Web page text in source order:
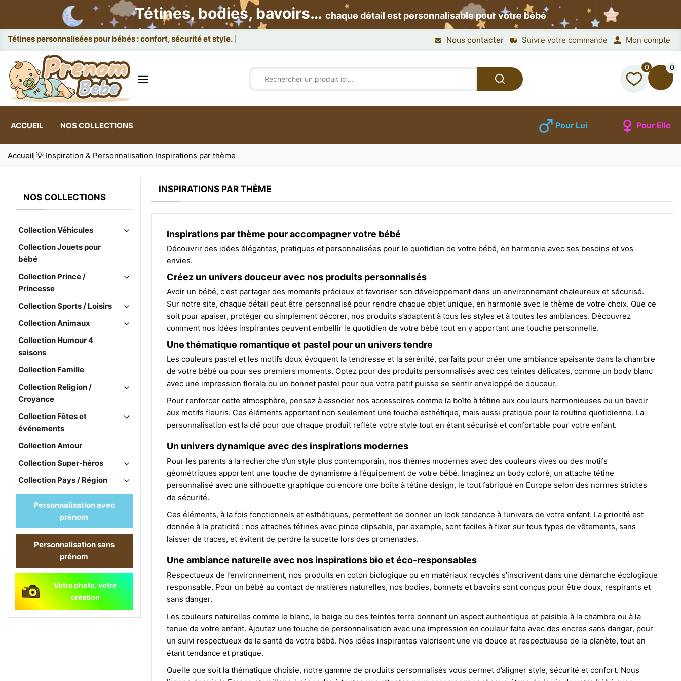
Tétines, bodies, bavoirs… chaque détail est personnalisable pour votre bébé
Tétines personnalisées pour bébés : confort, sécurité et style. Nous contacter Suivre votre commande Mon compte
0 0
ACCUEIL NOS COLLECTIONS Pour Lui Pour Elle
Accueil 💡 Inspiration & Personnalisation Inspirations par thème
NOS COLLECTIONS
Collection Véhicules
Collection Jouets pour
bébé
Collection Prince /
Princesse
Collection Sports / Loisirs
Collection Animaux
Collection Humour 4
saisons
Collection Famille
Collection Religion /
Croyance
Collection Fêtes et
événements
Collection Amour
Collection Super-héros
Collection Pays / Région
Personnalisation avec
prénom
Personnalisation sans
prénom
Votre photo, votre
création
INSPIRATIONS PAR THÈME
Inspirations par thème pour accompagner votre bébé
Découvrir des idées élégantes, pratiques et personnalisées pour le quotidien de votre bébé, en harmonie avec ses besoins et vos
envies.
Créez un univers douceur avec nos produits personnalisés
Avoir un bébé, c'est partager des moments précieux et favoriser son développement dans un environnement chaleureux et sécurisé.
Sur notre site, chaque détail peut être personnalisé pour rendre chaque objet unique, en harmonie avec le thème de votre choix. Que ce
soit pour apaiser, protéger ou simplement décorer, nos produits s’adaptent à tous les styles et à toutes les ambiances. Découvrez
comment nos idées inspirantes peuvent embellir le quotidien de votre bébé tout en y apportant une touche personnelle.
Une thématique romantique et pastel pour un univers tendre
Les couleurs pastel et les motifs doux évoquent la tendresse et la sérénité, parfaits pour créer une ambiance apaisante dans la chambre
de votre bébé ou pour ses premiers moments. Optez pour des produits personnalisés avec ces teintes délicates, comme un body blanc
avec une impression florale ou un bonnet pastel pour que votre petit puisse se sentir enveloppé de douceur.
Pour renforcer cette atmosphère, pensez à associer nos accessoires comme la boîte à tétine aux couleurs harmonieuses ou un bavoir
aux motifs fleuris. Ces éléments apportent non seulement une touche esthétique, mais aussi pratique pour la routine quotidienne. La
personnalisation est la clé pour que chaque produit reflète votre style tout en étant sécurisé et confortable pour votre enfant.
Un univers dynamique avec des inspirations modernes
Pour les parents à la recherche d’un style plus contemporain, nos thèmes modernes avec des couleurs vives ou des motifs
géométriques apportent une touche de dynamisme à l’équipement de votre bébé. Imaginez un body coloré, un attache tétine
personnalisé avec une silhouette graphique ou encore une boîte à tétine design, le tout fabriqué en Europe selon des normes strictes
de sécurité.
Ces éléments, à la fois fonctionnels et esthétiques, permettent de donner un look tendance à l’univers de votre enfant. La priorité est
donnée à la praticité : nos attaches tétines avec pince clipsable, par exemple, sont faciles à fixer sur tous types de vêtements, sans
laisser de traces, et évitent de perdre la sucette lors des promenades.
Une ambiance naturelle avec nos inspirations bio et éco-responsables
Respectueux de l’environnement, nos produits en coton biologique ou en matériaux recyclés s’inscrivent dans une démarche écologique
responsable. Pour un bébé au contact de matières naturelles, nos bodies, bonnets et bavoirs sont conçus pour être doux, respirants et
sans danger.
Les couleurs naturelles comme le blanc, le beige ou des teintes terre donnent un aspect authentique et paisible à la chambre ou à la
tenue de votre enfant. Ajoutez une touche de personnalisation avec une impression en couleur faite avec des encres sans danger, pour
un suivi respectueux de la santé de votre bébé. Nos idées inspirantes valorisent une vie douce et respectueuse de la planète, tout en
étant tendance et pratique.
Quelle que soit la thématique choisie, notre gamme de produits personnalisés vous permet d’aligner style, sécurité et confort. Nous